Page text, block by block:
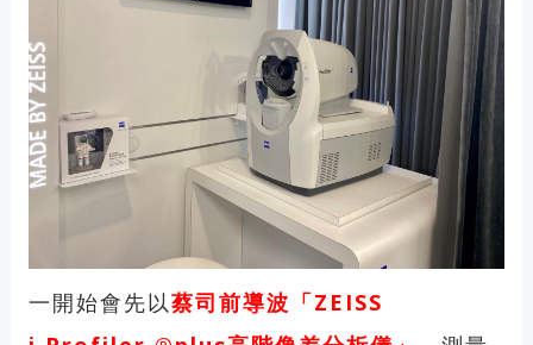
一開始會先以蔡司前導波「ZEISS